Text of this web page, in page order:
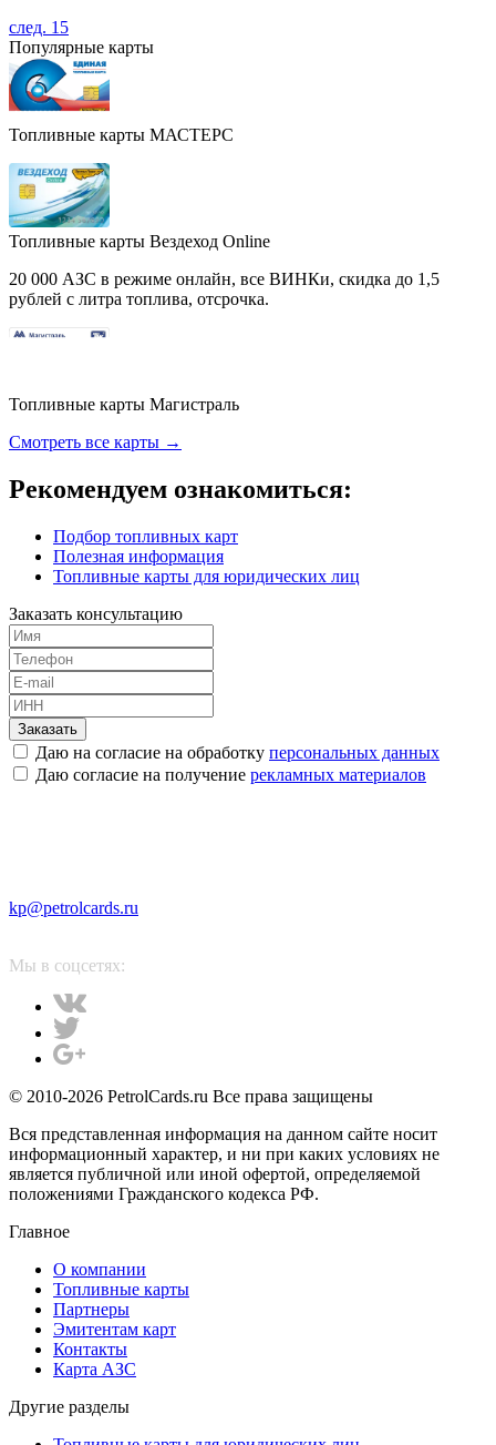
след. 15
Популярные карты
Топливные карты МАСТЕРС
Топливные карты Вездеход Online
20 000 АЗС в режиме онлайн, все ВИНКи, скидка до 1,5
рублей с литра топлива, отсрочка.
Топливные карты Магистраль
Смотреть все карты →
Рекомендуем ознакомиться:
Подбор топливных карт
Полезная информация
Топливные карты для юридических лиц
Заказать консультацию
Заказать
Даю на согласие на обработку персональных данных
Даю согласие на получение рекламных материалов
kp@petrolcards.ru
Мы в соцсетях:
© 2010-2026 PetrolCards.ru Все права защищены
Вся представленная информация на данном сайте носит
информационный характер, и ни при каких условиях не
является публичной или иной офертой, определяемой
положениями Гражданского кодекса РФ.
Главное
О компании
Топливные карты
Партнеры
Эмитентам карт
Контакты
Карта АЗС
Другие разделы